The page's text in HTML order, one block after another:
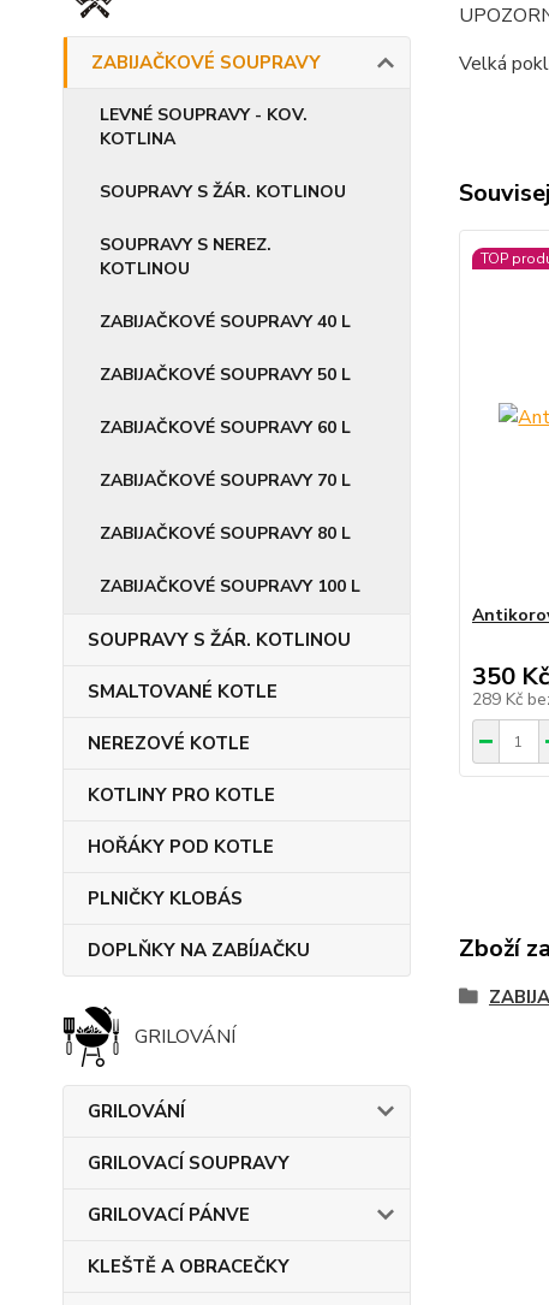
ZABIJAČKOVÉ SOUPRAVY
LEVNÉ SOUPRAVY - KOV.
KOTLINA
SOUPRAVY S ŽÁR. KOTLINOU
SOUPRAVY S NEREZ.
KOTLINOU
ZABIJAČKOVÉ SOUPRAVY 40 L
ZABIJAČKOVÉ SOUPRAVY 50 L
ZABIJAČKOVÉ SOUPRAVY 60 L
ZABIJAČKOVÉ SOUPRAVY 70 L
ZABIJAČKOVÉ SOUPRAVY 80 L
ZABIJAČKOVÉ SOUPRAVY 100 L
SOUPRAVY S ŽÁR. KOTLINOU
SMALTOVANÉ KOTLE
NEREZOVÉ KOTLE
KOTLINY PRO KOTLE
HOŘÁKY POD KOTLE
PLNIČKY KLOBÁS
DOPLŇKY NA ZABÍJAČKU
GRILOVÁNÍ
GRILOVÁNÍ
GRILOVACÍ SOUPRAVY
GRILOVACÍ PÁNVE
KLEŠTĚ A OBRACEČKY
Velká
TOP
350 Kč
289 Kč
Zboží